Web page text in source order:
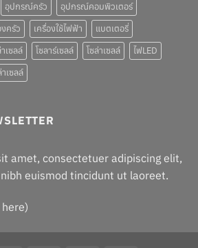
อุปกรณ์ครัว
อุปกรณ์คอมพิวเตอร์
งครัว เครื่องใช้ไฟฟ้า
แบตเตอรี่
เซลล์ โซลาร์เซลล์ โซล่าเซลล์
ไฟLED
าเซลล์
amet, consectetuer adipiscing elit,
euismod tincidunt ut laoreet.